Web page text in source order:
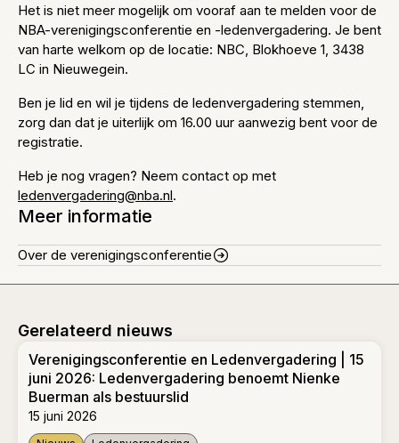
Het is niet meer mogelijk om vooraf aan te melden voor de
NBA-verenigingsconferentie en -ledenvergadering. Je bent
van harte welkom op de locatie: NBC, Blokhoeve 1, 3438
LC in Nieuwegein.
Ben je lid en wil je tijdens de ledenvergadering stemmen,
zorg dan dat je uiterlijk om 16.00 uur aanwezig bent voor de
registratie.
Heb je nog vragen? Neem contact op met
ledenvergadering@nba.nl.
Meer informatie
Over de verenigingsconferentie
Gerelateerd nieuws
Verenigingsconferentie en Ledenvergadering | 15
juni 2026: Ledenvergadering benoemt Nienke
Buerman als bestuurslid
15 juni 2026